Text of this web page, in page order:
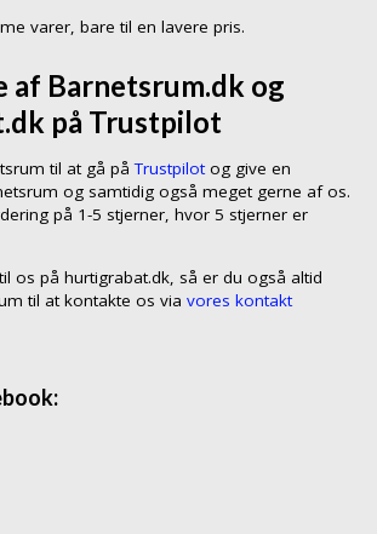
varer, bare til en lavere pris.
af Barnetsrum.dk og
på Trustpilot
til at gå påTrustpilotog give en
og samtidig også meget gerne af os.
på 1-5 stjerner, hvor 5 stjerner er
os på hurtigrabat.dk, så er du også altid
til at kontakte os via vores kontakt